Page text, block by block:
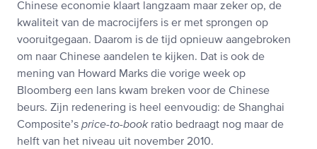
Chinese economie klaart langzaam maar zeker op, de
kwaliteit van de macrocijfers is er met sprongen op
vooruitgegaan. Daarom is de tijd opnieuw aangebroken
om naar Chinese aandelen te kijken. Dat is ook de
mening van Howard Marks die vorige week op
Bloomberg een lans kwam breken voor de Chinese
beurs. Zijn redenering is heel eenvoudig: de Shanghai
Composite’s price-to-bookratio bedraagt nog maar de
helft van het niveau uit november 2010.